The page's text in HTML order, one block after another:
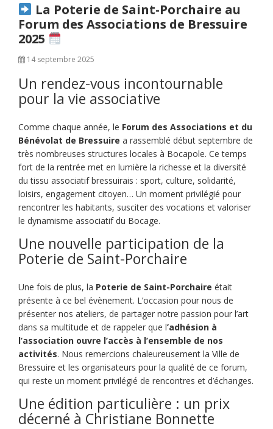
La Poterie de Saint-Porchaire au
Forum des Associations de Bressuire
2025
14 septembre 2025
Un rendez-vous incontournable
pour la vie associative
Comme chaque année, le Forum des Associations et du
Bénévolat de Bressuire a rassemblé début septembre de
très nombreuses structures locales à Bocapole. Ce temps
fort de la rentrée met en lumière la richesse et la diversité
du tissu associatif bressuirais : sport, culture, solidarité,
loisirs, engagement citoyen… Un moment privilégié pour
rencontrer les habitants, susciter des vocations et valoriser
le dynamisme associatif du Bocage.
Une nouvelle participation de la
Poterie de Saint-Porchaire
Une fois de plus, la Poterie de Saint-Porchaire était
présente à ce bel évènement. L’occasion pour nous de
présenter nos ateliers, de partager notre passion pour l’art
dans sa multitude et de rappeler que l’adhésion à
l’association ouvre l’accès à l’ensemble de nos
activités. Nous remercions chaleureusement la Ville de
Bressuire et les organisateurs pour la qualité de ce forum,
qui reste un moment privilégié de rencontres et d’échanges.
Une édition particulière : un prix
décerné à Christiane Bonnette